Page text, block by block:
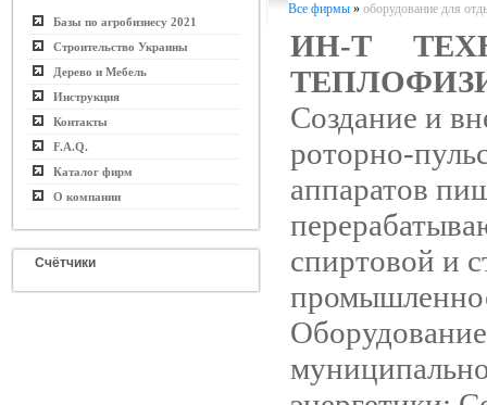
Базы по агробизнесу 2021
Строительство Украины
Дерево и Мебель
Инструкция
Контакты
F.A.Q.
Каталог фирм
О компании
Счётчики
Все фирмы » оборудование для
ИН-Т
Создание и
роторно-
аппаратов
спиртовой и